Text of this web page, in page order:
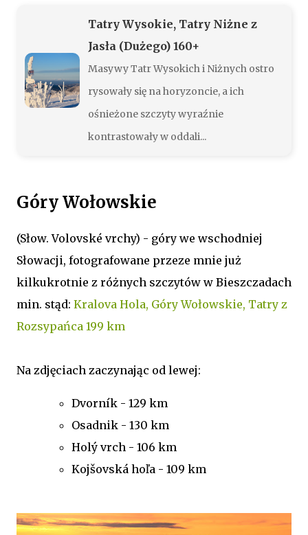
Tatry Wysokie, Tatry Niżne z
Jasła (Dużego) 160+
Masywy Tatr Wysokich i Niżnych ostro
rysowały się na horyzoncie, a ich
ośnieżone szczyty wyraźnie
kontrastowały w oddali...
Góry Wołowskie
(Słow. Volovské vrchy) - góry we wschodniej
Słowacji, fotografowane przeze mnie już
kilkukrotnie z różnych szczytów w Bieszczadach
min. stąd: Kralova Hola, Góry Wołowskie, Tatry z
Rozsypańca 199 km
Na zdjęciach zaczynając od lewej:
Dvorník - 129 km
Osadnik - 130 km
Holý vrch - 106 km
Kojšovská hoľa - 109 km